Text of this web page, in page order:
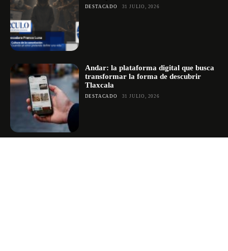
DESTACADO 31 JULIO, 2026
Andar: la plataforma digital que busca
transformar la forma de descubrir
Tlaxcala
DESTACADO 31 JULIO, 2026